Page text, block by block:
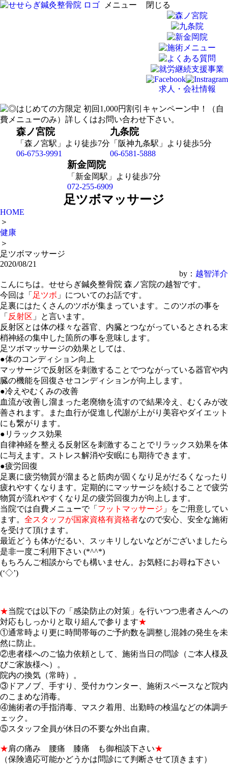
メニュー 閉じる
求人・会社情報
森ノ宮院
「森ノ宮駅」より徒歩7分
06-6753-9991
九条院
「阪神九条駅」より徒歩5分
06-6581-5888
新金岡院
「新金岡駅」より徒歩7分
072-255-6909
足ツボマッサージ
HOME
＞
健康
＞
足ツボマッサージ
2020/08/21
by： 越智洋介
こんにちは。せせらぎ鍼灸整骨院 森ノ宮院の越智です。
今回は「 足ツボ 」についてのお話です。
足裏にはたくさんのツボが集まっています。このツボの事を
「 反射区 」と言います。
反射区とは体の様々な器官、内臓とつながっているとされる末
梢神経の集中した箇所の事を意味します。
足ツボマッサージの効果としては、
●体のコンディション向上
マッサージで反射区を刺激することでつながっている器官や内
臓の機能を回復させコンディションが向上します。
●冷えやむくみの改善
血流が改善し溜まった老廃物を流すので結果冷え、むくみが改
善されます。また血行が促進し代謝が上がり美容やダイエット
にも繋がります。
●リラックス効果
自律神経を整える反射区を刺激することでリラックス効果を体
に与えます。ストレス解消や安眠にも期待できます。
●疲労回復
足裏に疲労物質が溜まると筋肉が固くなり足がだるくなったり
疲れやすくなります。定期的にマッサージを続けることで疲労
物質が流れやすくなり足の疲労回復力が向上します。
当院では自費メニューで「 フットマッサージ 」をご用意してい
ます。 全スタッフが国家資格有資格者なので安心、安全な施術
を受けて頂けます。
最近どうも体がだるい、スッキリしないなどがございましたら
是非一度ご利用下さい (*^^*)
もちろんご相談からでも構いません。お気軽にお尋ね下さい
(‘◇’)ゞ
★当院では以下の「感染防止の対策」を行いつつ患者さんへの
対応もしっかりと取り組んで参ります★
①通常時より更に時間帯毎のご予約数を調整し混雑の発生を未
然に防止。
②患者様へのご協力依頼として、施術当日の問診（ご本人様及
びご家族様へ）。
院内の換気（常時）。
③ドアノブ、手すり、受付カウンター、施術スペースなど院内
のこまめな消毒。
④施術者の手指消毒、マスク着用、出勤時の検温などの体調チ
ェック。
⑤スタッフ全員が休日の不要な外出自粛。
★肩の痛み 腰痛 膝痛 も御相談下さい★
（保険適応可能かどうかは問診にて判断させて頂きます）